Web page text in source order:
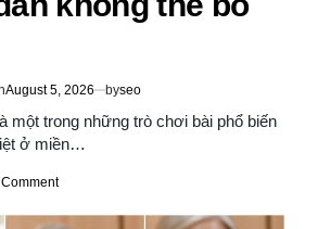
August 5, 2026 byseo
một trong những trò chơi bài phổ biến
ở miền…
on
sách